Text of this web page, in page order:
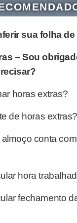
sua folha
– Sou
horas extras?
de horas extras?
conta
hora
fechamento